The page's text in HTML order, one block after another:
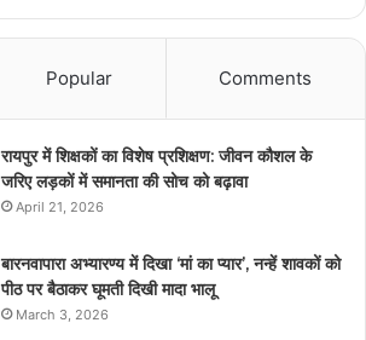
Popular Comments
रायपुर में शिक्षकों का विशेष प्रशिक्षण: जीवन कौशल के
जरिए लड़कों में समानता की सोच को बढ़ावा
April 21, 2026
बारनवापारा अभ्यारण्य में दिखा ‘मां का प्यार’, नन्हें शावकों को
पीठ पर बैठाकर घूमती दिखी मादा भालू
March 3, 2026